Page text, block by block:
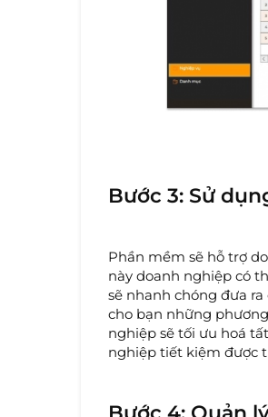
Bước 3: Sử
Phần mềm sẽ hỗ trợ
này doanh nghiệp có
sẽ nhanh chóng đưa
cho bạn những
nghiệp sẽ tối ưu hoá
nghiệp tiết kiệm được